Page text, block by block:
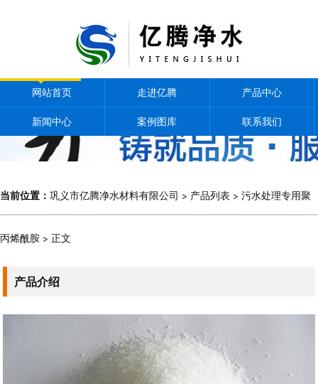
网站首页 走进亿腾 产品中心
新闻中心 案例图库 联系我们
当前位置： 巩义市亿腾净水材料有限公司 > 产品列表 > 污水处理专用聚
丙烯酰胺 > 正文
产品介绍